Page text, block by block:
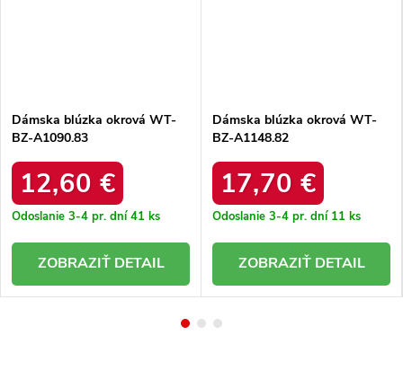
Dámska blúzka okrová WT-
BZ-A1090.83
12,60 €
Odoslanie 3-4 pr. dní41 ks
DETAIL
Dámska blúzka okrová WT-
BZ-A1148.82
17,70 €
Odoslanie 3-4 pr. dní 11 ks
DETAIL